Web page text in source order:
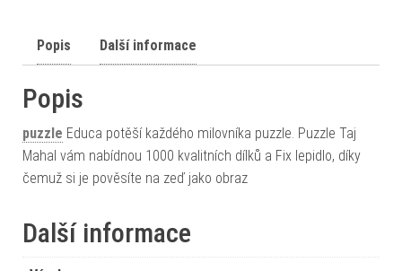
Popis Další informace
Popis
puzzle Educa potěší každého milovníka puzzle. Puzzle Taj
Mahal vám nabídnou 1000 kvalitních dílků a Fix lepidlo, díky
čemuž si je pověsíte na zeď jako obraz
Další informace